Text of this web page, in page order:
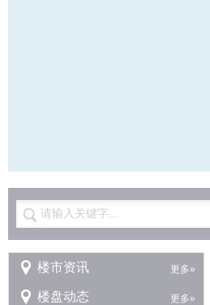
请输入关键字...
更多»
楼市资讯
更多»
楼盘动态